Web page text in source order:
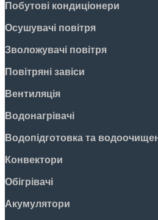
Побутові кондиціонери
Осушувачі повітря
Зволожувачі повітря
Повітряні завіси
Вентиляція
Водонагрівачі
Водопідготовка та
Конвектори
Обігрівачі
Акумулятори